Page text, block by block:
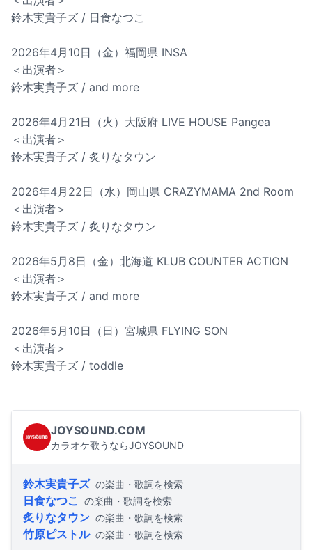
鈴木実貴子ズ / 日食なつこ
2026年4月10日（金）福岡県 INSA
＜出演者＞
鈴木実貴子ズ / and more
2026年4月21日（火）大阪府 LIVE HOUSE Pangea
＜出演者＞
鈴木実貴子ズ / 炙りなタウン
2026年4月22日（水）岡山県 CRAZYMAMA 2nd Room
＜出演者＞
鈴木実貴子ズ / 炙りなタウン
2026年5月8日（金）北海道 KLUB COUNTER ACTION
＜出演者＞
鈴木実貴子ズ / and more
2026年5月10日（日）宮城県 FLYING SON
＜出演者＞
鈴木実貴子ズ / toddle
JOYSOUND.COM
カラオケ歌うならJOYSOUND
鈴木実貴子ズ の楽曲・歌詞を検索
日食なつこ の楽曲・歌詞を検索
炙りなタウン の楽曲・歌詞を検索
竹原ピストル の楽曲・歌詞を検索